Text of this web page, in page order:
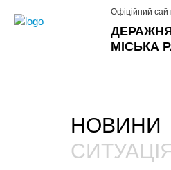
МІСЬКА
Офіційний
НОВИНИ